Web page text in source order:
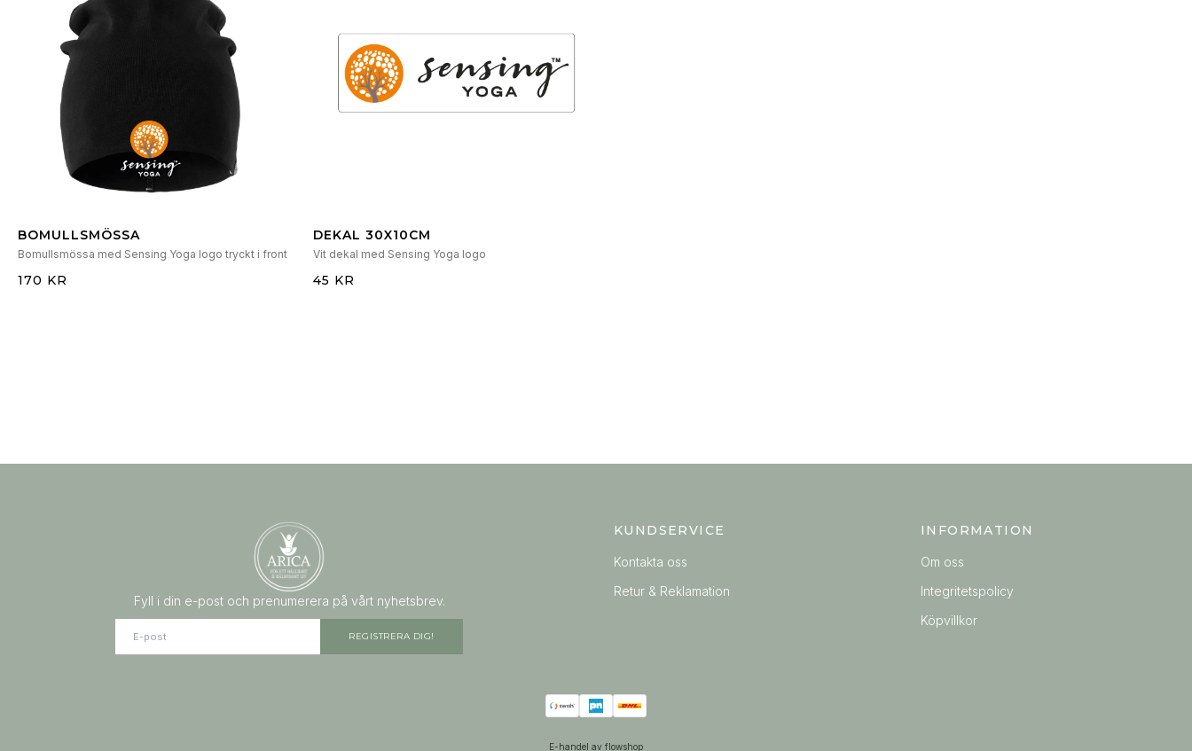
BOMULLSMÖSSA
Bomullsmössa med Sensing Yoga logo tryckt i front
170 KR
DEKAL 30X10CM
Vit dekal med Sensing Yoga logo
45 KR
Fyll i din e-post och prenumerera på vårt nyhetsbrev.
REGISTRERA DIG!
KUNDSERVICE
Kontakta oss
Retur & Reklamation
INFORMATION
Om oss
Integritetspolicy
Köpvillkor
E-handel av flowshop